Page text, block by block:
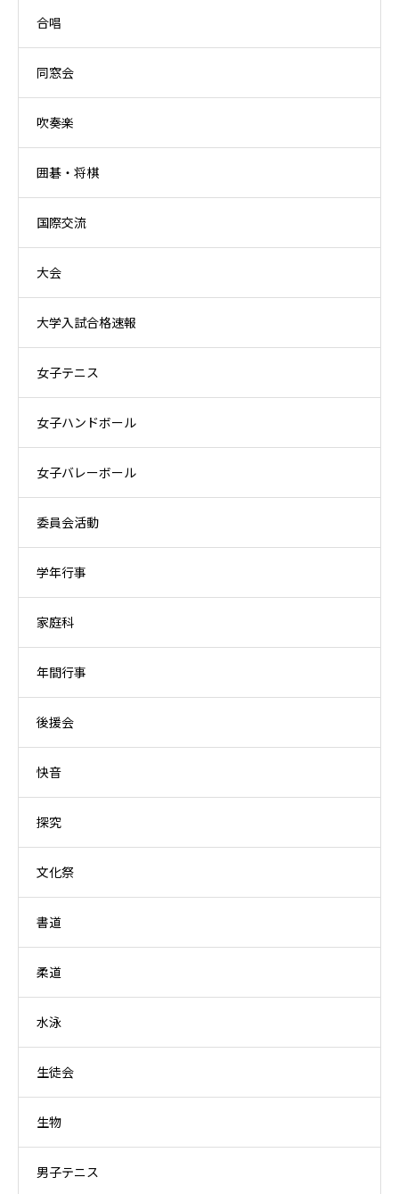
合唱
同窓会
吹奏楽
囲碁・将棋
国際交流
大会
大学入試合格速報
女子テニス
女子ハンドボール
女子バレーボール
委員会活動
学年行事
家庭科
年間行事
後援会
快音
探究
文化祭
書道
柔道
水泳
生徒会
生物
男子テニス